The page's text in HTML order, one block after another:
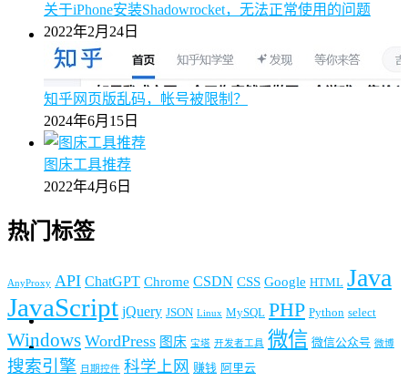
关于iPhone安装Shadowrocket，无法正常使用的问题
2022年2月24日
知乎网页版乱码，帐号被限制？
2024年6月15日
图床工具推荐
2022年4月6日
热门标签
AnyProxy API ChatGPT Chrome CSDN CSS Google HTML Java
JavaScript jQuery JSON Linux MySQL PHP Python select
Windows WordPress 图床 宝塔 开发者工具 微信 微信公众号 微博
搜索引擎 日期控件 科学上网 赚钱 阿里云